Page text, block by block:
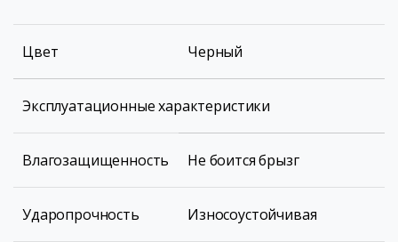
Цвет Черный
Эксплуатационные характеристики
Влагозащищенность Не боится брызг
Ударопрочность Износоустойчивая